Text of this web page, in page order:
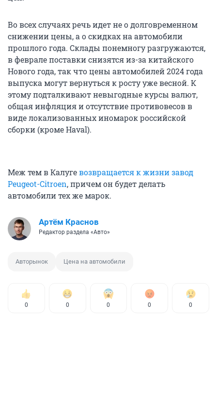
Во всех случаях речь идет не о долговременном
снижении цены, а о скидках на автомобили
прошлого года. Склады понемногу разгружаются,
в феврале поставки снизятся из-за китайского
Нового года, так что цены автомобилей 2024 года
выпуска могут вернуться к росту уже весной. К
этому подталкивают невыгодные курсы валют,
общая инфляция и отсутствие противовесов в
виде локализованных иномарок российской
сборки (кроме Haval).
Меж тем в Калугевозвращается к жизни завод
Peugeot-Citroen, причем он будет делать
автомобили тех же марок.
Артём Краснов
Редактор раздела «Авто»
Авторынок Цена на автомобили
0 0 0 0 0